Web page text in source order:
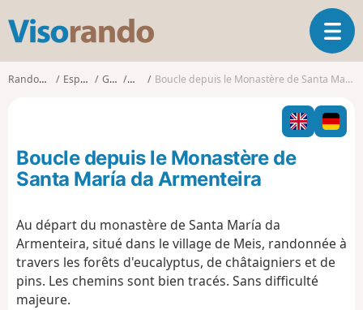
s
o
o
O
u
v
i
r
l
g
a
Randonnées Espagne Galice Meis Boucle depuis le Monastère de Santa María da Armenteira
Boucle depuis le Monastère de
Santa María da Armenteira
Au départ du monastère de Santa María da
Armenteira, situé dans le village de Meis, randonnée à
travers les forêts d'eucalyptus, de châtaigniers et de
pins. Les chemins sont bien tracés. Sans difficulté
majeure.